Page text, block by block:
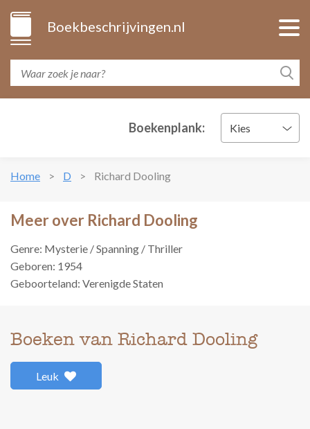
Boekbeschrijvingen.nl
Boekenplank: Kies
Home D Richard Dooling
Meer over Richard Dooling
Genre: Mysterie / Spanning / Thriller
Geboren: 1954
Geboorteland: Verenigde Staten
Boeken van Richard Dooling
Leuk